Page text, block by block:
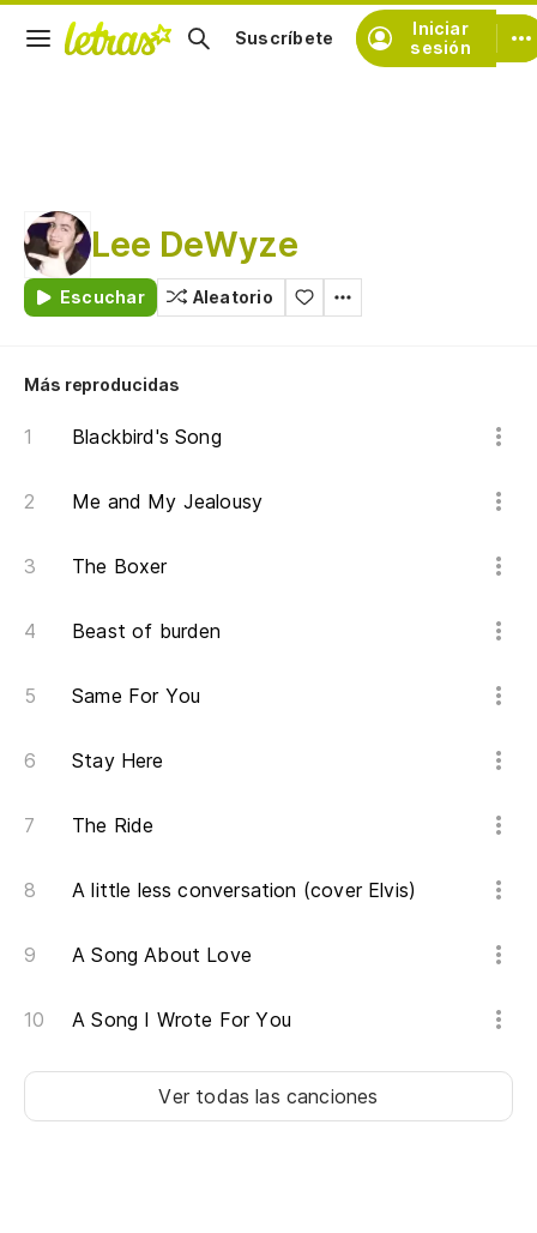
Iniciar
sesión
Suscríbete
Lee DeWyze
Escuchar Aleatorio
Más reproducidas
Blackbird's Song
Me and My Jealousy
The Boxer
Beast of burden
Same For You
Stay Here
The Ride
A little less conversation (cover Elvis)
A Song About Love
A Song I Wrote For You
Ver todas las canciones